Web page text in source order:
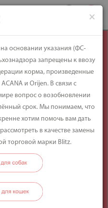
о том, что на
(ФС-КС-7/16672 от
на территорию
корма,
включая
в мире
поставок
×
основании указания (ФС-
запрещены к ввозу
корма, произведенные
и Orijen. В связи с
вопрос о возобновлении
срок. Мы понимаем, что
хотим помочь вам дать
в качестве замены
торговой марки Blitz.